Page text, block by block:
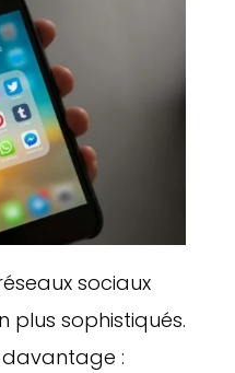
sociaux
plus sophistiqués.
davantage :